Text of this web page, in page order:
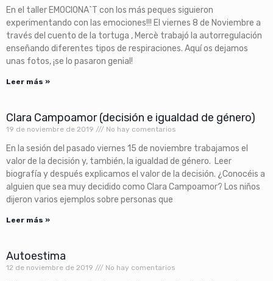
En el taller EMOCIONA`T con los más peques siguieron
experimentando con las emociones!!! El viernes 8 de Noviembre a
través del cuento de la tortuga , Mercè trabajó la autorregulación
enseñando diferentes tipos de respiraciones. Aquí os dejamos
unas fotos, ¡se lo pasaron genial!
Leer más »
Clara Campoamor (decisión e igualdad de género)
19 de noviembre de 2019 No hay comentarios
En la sesión del pasado viernes 15 de noviembre trabajamos el
valor de la decisión y, también, la igualdad de género. Leer
biografía y después explicamos el valor de la decisión. ¿Conocéis a
alguien que sea muy decidido como Clara Campoamor? Los niños
dijeron varios ejemplos sobre personas que
Leer más »
Autoestima
12 de noviembre de 2019 No hay comentarios